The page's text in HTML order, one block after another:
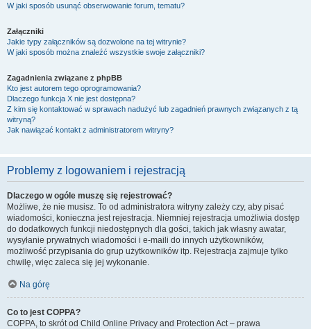
W jaki sposób usunąć obserwowanie forum, tematu?
Załączniki
Jakie typy załączników są dozwolone na tej witrynie?
W jaki sposób można znaleźć wszystkie swoje załączniki?
Zagadnienia związane z phpBB
Kto jest autorem tego oprogramowania?
Dlaczego funkcja X nie jest dostępna?
Z kim się kontaktować w sprawach nadużyć lub zagadnień prawnych związanych z tą
witryną?
Jak nawiązać kontakt z administratorem witryny?
Problemy z logowaniem i rejestracją
Dlaczego w ogóle muszę się rejestrować?
Możliwe, że nie musisz. To od administratora witryny zależy czy, aby pisać
wiadomości, konieczna jest rejestracja. Niemniej rejestracja umożliwia dostęp
do dodatkowych funkcji niedostępnych dla gości, takich jak własny awatar,
wysyłanie prywatnych wiadomości i e-maili do innych użytkowników,
możliwość przypisania do grup użytkowników itp. Rejestracja zajmuje tylko
chwilę, więc zaleca się jej wykonanie.
Na górę
Co to jest COPPA?
COPPA, to skrót od Child Online Privacy and Protection Act – prawa